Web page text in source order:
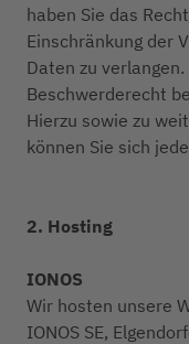
haben Sie das
Einschränkung der
Daten zu
Beschwerderecht
Hierzu sowie zu
können Sie sich
2. Hosting
IONOS
Wir hosten unsere
IONOS SE,